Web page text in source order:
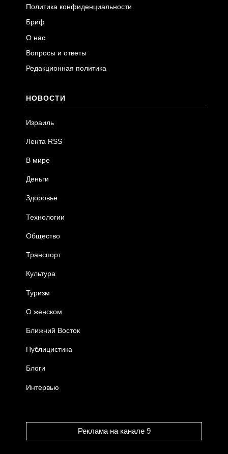
Политика конфиденциальности
Бриф
О нас
Вопросы и ответы
Редакционная политика
НОВОСТИ
Израиль
Лента RSS
В мире
Деньги
Здоровье
Технологии
Общество
Транспорт
Культура
Туризм
О женском
Ближний Восток
Публицистика
Блоги
Интервью
Реклама на канале 9